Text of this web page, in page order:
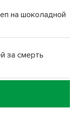
на шоколадной
за смерть
смерть